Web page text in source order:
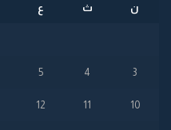
ن ث ع
3
4
5
10
11
12